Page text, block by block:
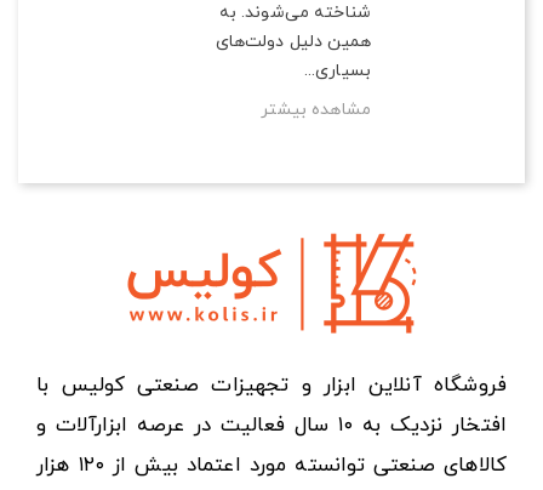
شناخته می‌شوند. به
همین دلیل دولت‌های
بسیاری...
مشاهده بیشتر
فروشگاه آنلاین ابزار و تجهیزات صنعتی کولیس با
افتخار نزدیک به ۱۰ سال فعالیت در عرصه ابزارآلات و
کالاهای صنعتی توانسته مورد اعتماد بیش از ۱۲۰ هزار